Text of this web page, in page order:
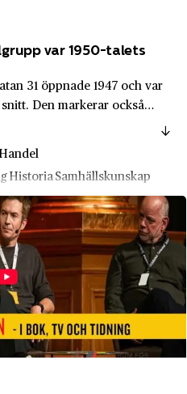
var 1950-talets
31 öppnade 1947 och var
Den markerar också
disk till självbetjäning, vilket
Handel
Historia Samhällskunskap